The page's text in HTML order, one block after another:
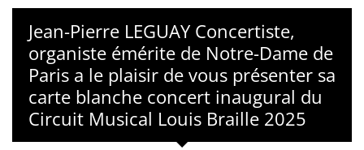
Jean-Pierre LEGUAY Concertiste,
organiste émérite de Notre-Dame de
Paris a le plaisir de vous présenter sa
carte blanche concert inaugural du
Circuit Musical Louis Braille 2025